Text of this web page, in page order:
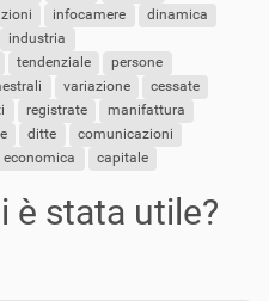
infocamere
dinamica
industria
tendenziale
persone
variazione
cessate
registrate
manifattura
ditte
comunicazioni
economica capitale
è stata utile?